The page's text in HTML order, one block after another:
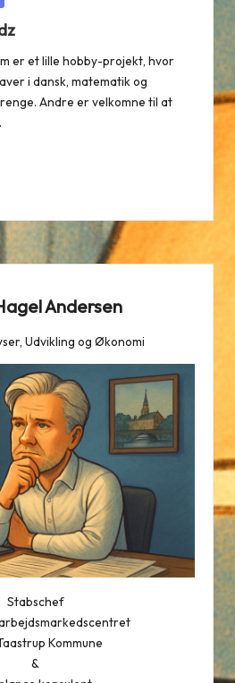
er et lille hobby-projekt, hvor
i dansk, matematik og
Andre er velkomne til at
Andersen
Udvikling og Økonomi
Stabschef
Kommune
&